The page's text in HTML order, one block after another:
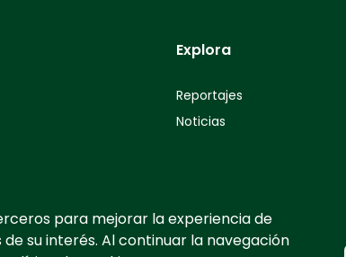
para mejorar la experiencia de
su interés. Al continuar la navegación
Explora
Reportajes
Noticias